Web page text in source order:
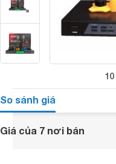
10
So sánh giá
Giá của 7 nơi bán